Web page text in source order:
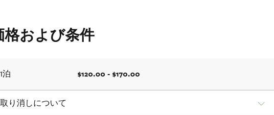
格および条件
1泊 $120.00 - $170.00
取り消しについて